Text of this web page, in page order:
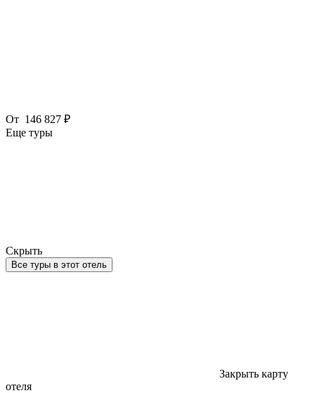
От 146 827 ₽
Еще туры
Скрыть
Все туры в этот отель
Закрыть карту
отеля